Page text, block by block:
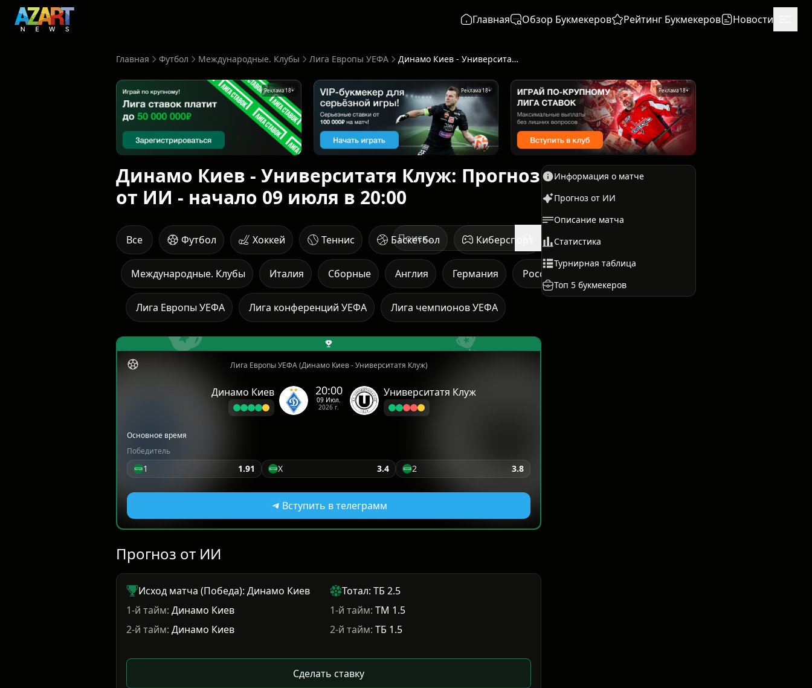
Главная Обзор Букмекеров Рейтинг Букмекеров Новости
Главная Футбол Международные. Клубы Лига Европы УЕФА Динамо Киев - Университатя Клуж: Прогноз от ИИ - начало 09 июля в 20:00
Реклама 18+ Реклама 18+ Реклама 18+
Динамо Киев - Университатя Клуж: Прогноз
от ИИ - начало 09 июля в 20:00
Все Футбол Хоккей Теннис Баскетбол Киберспорт Единоборства
Италия Сборные Англия Германия Россия
Международные. Клубы
Лига конференций УЕФА
Лига Европы УЕФА Лига чемпионов УЕФА
Лига Европы УЕФА (Динамо Киев - Университатя Клуж)
Динамо Киев 20:00
09 Июл.
2026 г.
Университатя Клуж
Основное время
Победитель
1 1.91 X 3.4 2 3.8
Вступить в телеграмм
Прогноз от ИИ
Исход матча (Победа): Динамо Киев
1-й тайм: Динамо Киев
2-й тайм: Динамо Киев
Тотал: ТБ 2.5
1-й тайм: ТМ 1.5
2-й тайм: ТБ 1.5
Сделать ставку
Информация о матче
Прогноз от ИИ
Описание матча
Статистика
Турнирная таблица
Топ 5 букмекеров